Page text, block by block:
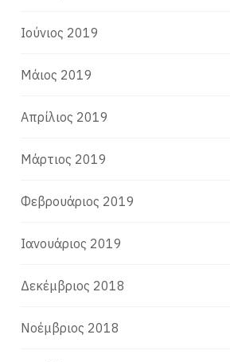
Ιούνιος 2019
Μάιος 2019
Απρίλιος 2019
Μάρτιος 2019
Φεβρουάριος 2019
Ιανουάριος 2019
Δεκέμβριος 2018
Νοέμβριος 2018